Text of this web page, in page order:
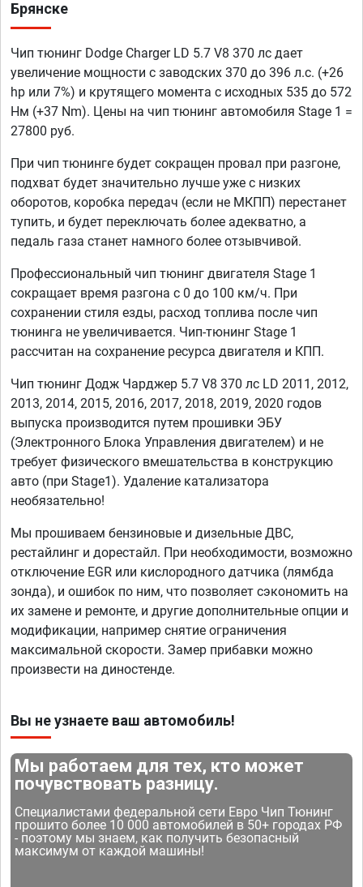
Брянске
Чип тюнинг Dodge Charger LD 5.7 V8 370 лс дает
увеличение мощности с заводских 370 до 396 л.с. (+26
hp или 7%) и крутящего момента с исходных 535 до 572
Нм (+37 Nm). Цены на чип тюнинг автомобиля Stage 1 =
27800 руб.
При чип тюнинге будет сокращен провал при разгоне,
подхват будет значительно лучше уже с низких
оборотов, коробка передач (если не МКПП) перестанет
тупить, и будет переключать более адекватно, а
педаль газа станет намного более отзывчивой.
Профессиональный чип тюнинг двигателя Stage 1
сокращает время разгона с 0 до 100 км/ч. При
сохранении стиля езды, расход топлива после чип
тюнинга не увеличивается. Чип-тюнинг Stage 1
рассчитан на сохранение ресурса двигателя и КПП.
Чип тюнинг Додж Чарджер 5.7 V8 370 лс LD 2011, 2012,
2013, 2014, 2015, 2016, 2017, 2018, 2019, 2020 годов
выпуска производится путем прошивки ЭБУ
(Электронного Блока Управления двигателем) и не
требует физического вмешательства в конструкцию
авто (при Stage1). Удаление катализатора
необязательно!
Мы прошиваем бензиновые и дизельные ДВС,
рестайлинг и дорестайл. При необходимости, возможно
отключение EGR или кислородного датчика (лямбда
зонда), и ошибок по ним, что позволяет сэкономить на
их замене и ремонте, и другие дополнительные опции и
модификации, например снятие ограничения
максимальной скорости. Замер прибавки можно
произвести на диностенде.
Вы не узнаете ваш автомобиль!
Мы работаем для тех, кто может
почувствовать разницу.
Специалистами федеральной сети Евро Чип Тюнинг
прошито более 10 000 автомобилей в 50+ городах РФ
- поэтому мы знаем, как получить безопасный
максимум от каждой машины!